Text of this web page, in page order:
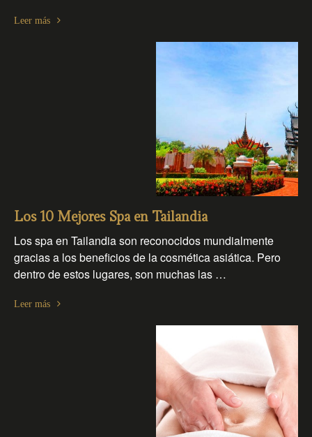
Leer más
Los 10 Mejores Spa en Tailandia
Los spa en Tailandia son reconocidos mundialmente
gracias a los beneficios de la cosmética asiática. Pero
dentro de estos lugares, son muchas las …
Leer más